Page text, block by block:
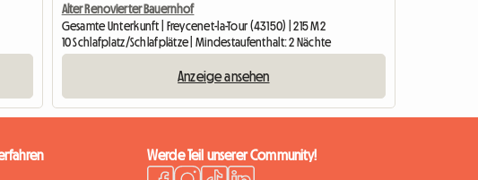
Alter Renovierter Bauernhof
Gesamte Unterkunft | Freycenet-la-Tour (43150) | 215 M2
10 Schlafplatz/Schlafplätze | Mindestaufenthalt: 2 Nächte
Anzeige ansehen
Werde Teil unserer Community!